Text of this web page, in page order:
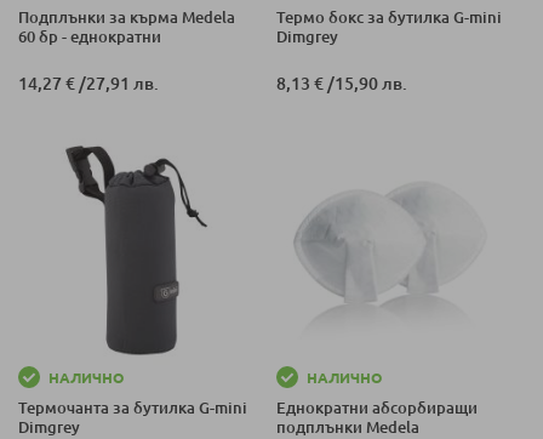
Подплънки за кърма Medela
60 бр - еднократни
14,27 € /27,91 лв.
Термо бокс за бутилка G-mini
Dimgrey
8,13 € /15,90 лв.
НАЛИЧНО
Термочанта за бутилка G-mini
Dimgrey
НАЛИЧНО
Еднократни абсорбиращи
подплънки Medela